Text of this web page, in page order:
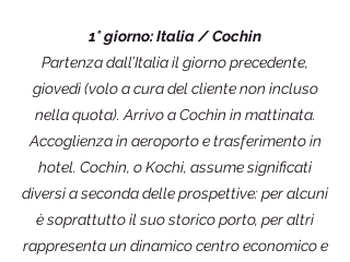
1° giorno: Italia / Cochin
Partenza dall’Italia il giorno precedente,
giovedì (volo a cura del cliente non incluso
nella quota). Arrivo a Cochin in mattinata.
Accoglienza in aeroporto e trasferimento in
hotel. Cochin, o Kochi, assume significati
diversi a seconda delle prospettive: per alcuni
è soprattutto il suo storico porto, per altri
rappresenta un dinamico centro economico e